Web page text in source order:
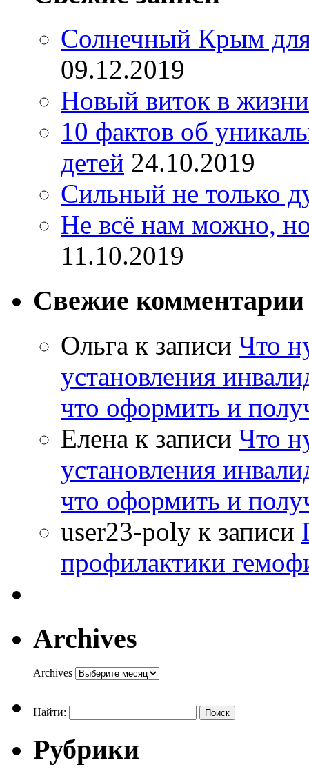
Солнечный Крым
09.12.2019
Новый виток в жизни
10 фактов об
детей 24.10.2019
Сильный не только
Не всё нам можно,
11.10.2019
Свежие комментарии
Ольга к записи Что
установления
что оформить и
Елена к записи Что
установления
что оформить и
user23-poly к записи
профилактики
Archives
Archives
Найти:
Рубрики